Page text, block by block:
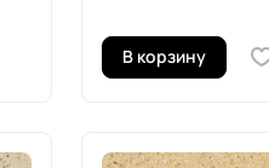
В корзину